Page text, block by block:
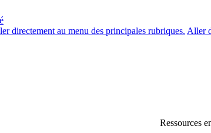
directement au menu des principales rubriques. Aller
Ressources